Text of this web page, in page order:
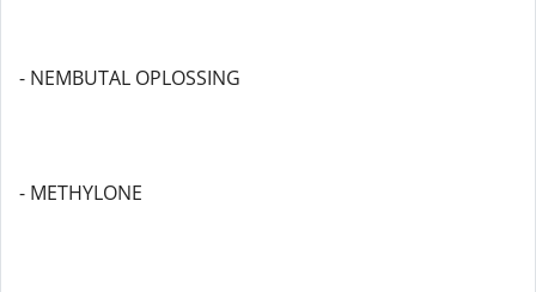
- NEMBUTAL OPLOSSING
- METHYLONE